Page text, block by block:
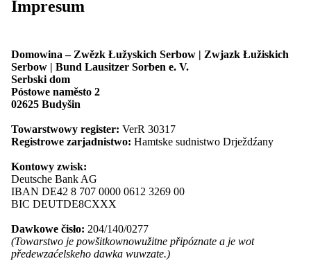
Serbski kulturny turizm
Spěchowanski kruh za serbsku ludowu
ludoweho ansambla
Zwjazk serbskich spěwarskich
Zwjazk serbskich studowacych
Župa Delnja Łužica
Župa "Handrij Zejler"
Župa “Jan Arnošt Smoler”
Impresum
Domowina – Zwězk Łužyskich Serbow | Zwjazk Łužiskich
Serbow | Bund Lausitzer Sorben e. V.
Serbski dom
Póstowe naměsto 2
02625 Budyšin
Towarstwowy register: VerR 30317
Registrowe zarjadnistwo: Hamtske sudnistwo Drježdźany
Kontowy zwisk:
Deutsche Bank AG
IBAN DE42 8 707 0000 0612 3269 00
BIC DEUTDE8CXXX
Dawkowe čisło: 204/140/0277
(Towarstwo je powšitkownowužitne připóznate a je wot
předewzaćelskeho dawka wuwzate.)